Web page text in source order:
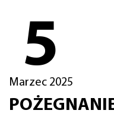
5
Marzec 2025